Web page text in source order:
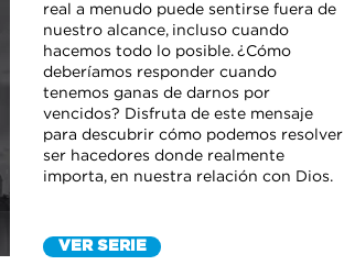
real a menudo puede sentirse fuera de
nuestro alcance, incluso cuando
hacemos todo lo posible. ¿Cómo
deberíamos responder cuando
tenemos ganas de darnos por
vencidos? Disfruta de este mensaje
para descubrir cómo podemos resolver
ser hacedores donde realmente
importa, en nuestra relación con Dios.
VER SERIE